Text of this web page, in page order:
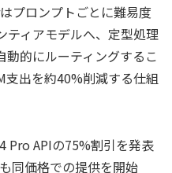
プロンプトごとに難易度
ティアモデルへ、定型処理
的にルーティングするこ
支出を約40%削減する仕組
Pro APIの75%割引を発表
同価格での提供を開始